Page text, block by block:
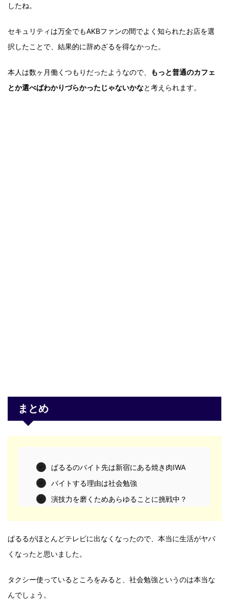
したね。
セキュリティは万全でもAKBファンの間でよく知られたお店を選
択したことで、結果的に辞めざるを得なかった。
本人は数ヶ月働くつもりだったようなので、
もっと普通のカフェ
とか選べばわかりづらかったじゃないかなと考えられます。
まとめ
ぱるるのバイト先は新宿にある焼き肉IWA
バイトする理由は社会勉強
演技力を磨くためあらゆることに挑戦中？
ぱるるがほとんどテレビに出なくなったので、本当に生活がヤバ
くなったと思いました。
タクシー使っているところをみると、社会勉強というのは本当な
んでしょう。